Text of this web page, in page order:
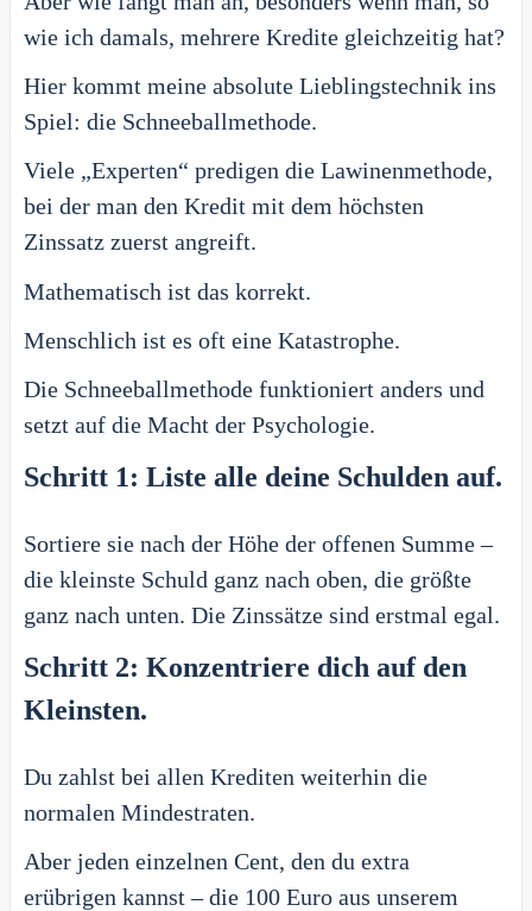
wie ich damals, mehrere Kredite gleichzeitig hat?
Hier kommt meine absolute Lieblingstechnik ins
Spiel: die Schneeballmethode.
Viele „Experten“ predigen die Lawinenmethode,
bei der man den Kredit mit dem höchsten
Zinssatz zuerst angreift.
Mathematisch ist das korrekt.
Menschlich ist es oft eine Katastrophe.
Die Schneeballmethode funktioniert anders und
setzt auf die Macht der Psychologie.
Schritt 1: Liste alle deine Schulden auf.
Sortiere sie nach der Höhe der offenen Summe –
die kleinste Schuld ganz nach oben, die größte
ganz nach unten. Die Zinssätze sind erstmal egal.
Schritt 2: Konzentriere dich auf den
Kleinsten.
Du zahlst bei allen Krediten weiterhin die
normalen Mindestraten.
Aber jeden einzelnen Cent, den du extra
erübrigen kannst – die 100 Euro aus unserem